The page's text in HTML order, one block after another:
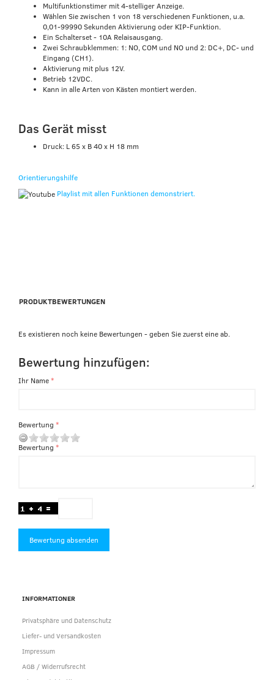
Multifunktionstimer mit 4-stelliger Anzeige.
Wählen Sie zwischen 1 von 18 verschiedenen Funktionen, u.a.
0,01-99990 Sekunden Aktivierung oder KIP-Funktion.
Ein Schalterset - 10A Relaisausgang.
Zwei Schraubklemmen: 1: NO, COM und NO und 2: DC+, DC- und
Eingang (CH1).
Aktivierung mit plus 12V.
Betrieb 12VDC.
Kann in alle Arten von Kästen montiert werden.
Das Gerät misst
Druck: L 65 x B 40 x H 18 mm
Orientierungshilfe
Playlist mit allen Funktionen demonstriert.
PRODUKTBEWERTUNGEN
Es existieren noch keine Bewertungen - geben Sie zuerst eine ab.
Bewertung hinzufügen:
Ihr Name
Bewertung
Bewertung
Bewertung absenden
INFORMATIONER
Privatsphäre und Datenschutz
Liefer- und Versandkosten
Impressum
AGB / Widerrufsrecht